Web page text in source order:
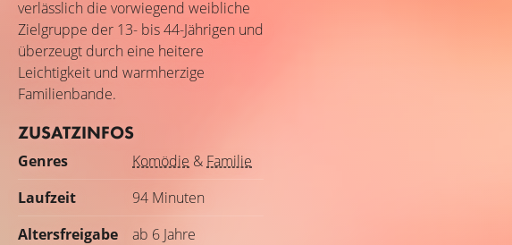
verlässlich die vorwiegend weibliche
Zielgruppe der 13- bis 44-Jährigen und
überzeugt durch eine heitere
Leichtigkeit und warmherzige
Familienbande.
ZUSATZINFOS
Genres Komödie & Familie
Laufzeit
94 Minuten
Altersfreigabe
ab 6 Jahre